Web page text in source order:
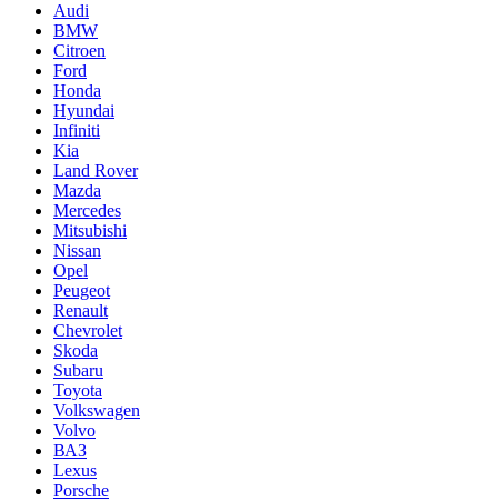
Audi
BMW
Citroen
Ford
Honda
Hyundai
Infiniti
Kia
Land Rover
Mazda
Mercedes
Mitsubishi
Nissan
Opel
Peugeot
Renault
Chevrolet
Skoda
Subaru
Toyota
Volkswagen
Volvo
ВАЗ
Lexus
Porsche